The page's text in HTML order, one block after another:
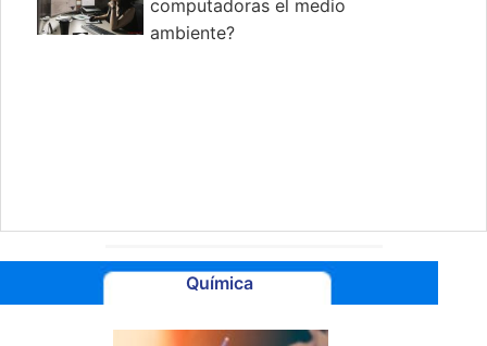
computadoras el medio
ambiente?
Química